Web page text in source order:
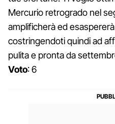
Mercurio retrogrado nel
amplificherà ed
costringendoti quindi ad
pulita e pronta da
Voto: 6